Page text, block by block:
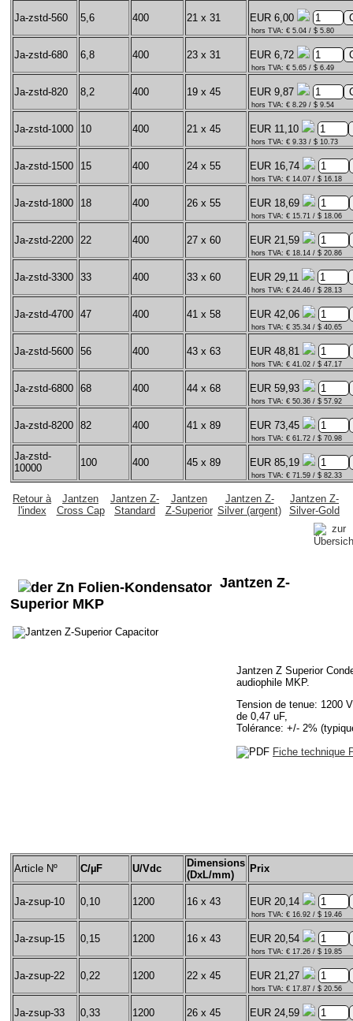
Ja-zstd-560 5,6 400 21 x 31 EUR 6,00
hors TVA: € 5.04 / $ 5.80
Ja-zstd-680 6,8 400 23 x 31 EUR 6,72
hors TVA: € 5.65 / $ 6.49
Ja-zstd-820 8,2 400 19 x 45 EUR 9,87
hors TVA: € 8.29 / $ 9.54
Ja-zstd-1000 10 400 21 x 45 EUR 11,10
hors TVA: € 9.33 / $ 10.73
Ja-zstd-1500 15 400 24 x 55 EUR 16,74
hors TVA: € 14.07 / $ 16.18
Ja-zstd-1800 18 400 26 x 55 EUR 18,69
hors TVA: € 15.71 / $ 18.06
Ja-zstd-2200 22 400 27 x 60 EUR 21,59
hors TVA: € 18.14 / $ 20.86
Ja-zstd-3300 33 400 33 x 60 EUR 29,11
hors TVA: € 24.46 / $ 28.13
Ja-zstd-4700 47 400 41 x 58 EUR 42,06
hors TVA: € 35.34 / $ 40.65
Ja-zstd-5600 56 400 43 x 63 EUR 48,81
hors TVA: € 41.02 / $ 47.17
Ja-zstd-6800 68 400 44 x 68 EUR 59,93
hors TVA: € 50.36 / $ 57.92
Ja-zstd-8200 82 400 41 x 89 EUR 73,45
hors TVA: € 61.72 / $ 70.98
Ja-zstd-
10000
100 400 45 x 89 EUR 85,19
hors TVA: € 71.59 / $ 82.33
Retour à
l'index
Jantzen
Cross Cap
Jantzen Z-
Standard
Jantzen
Z-Superior
Jantzen Z-
Silver (argent)
Jantzen Z-
Silver-Gold
Jantzen Z-
Superior MKP
Jantzen Z Superior
audiophile MKP.
Tension de tenue: 1200
de 0,47 uF,
Tolérance: +/- 2%
Fiche technique
Article Nº C/µF U/Vdc
Dimensions
(DxL/mm)
Prix
Ja-zsup-10 0,10 1200 16 x 43 EUR 20,14
hors TVA: € 16.92 / $ 19.46
Ja-zsup-15 0,15 1200 16 x 43 EUR 20,54
hors TVA: € 17.26 / $ 19.85
Ja-zsup-22 0,22 1200 22 x 45 EUR 21,27
hors TVA: € 17.87 / $ 20.56
Ja-zsup-33 0,33 1200 26 x 45 EUR 24,59